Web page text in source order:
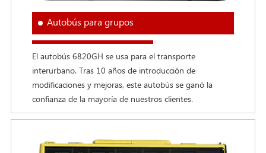
Autobús para grupos
El autobús 6820GH se usa para el transporte
interurbano. Tras 10 años de introducción de
modificaciones y mejoras, este autobús se ganó la
confianza de la mayoría de nuestros clientes.